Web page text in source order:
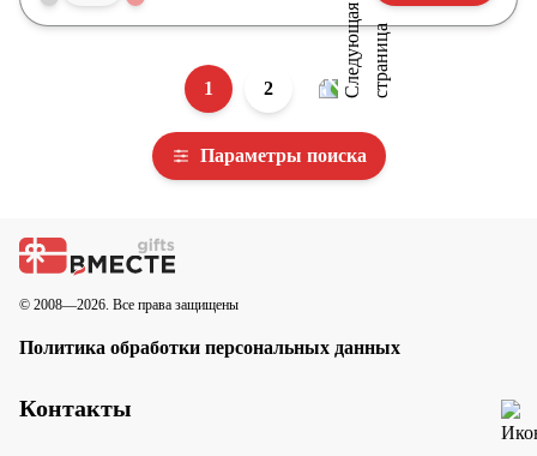
1 2
Параметры поиска
© 2008—2026. Все права защищены
Политика обработки персональных данных
Контакты